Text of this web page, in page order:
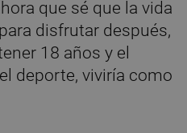
que sé que la vida
disfrutar después,
18 años y el
deporte, viviría como